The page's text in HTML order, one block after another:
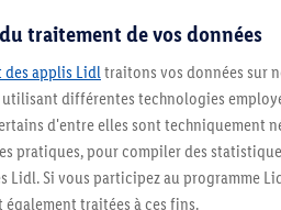
Restez au
Abonnez-vous à la
traitement de vos données
des applis Lidltraitons vos données sur
différentes technologies
d'entre elles sont techniquement
pratiques, pour compiler des
Lidl. Si vous participez au programme
traitées à ces fins.